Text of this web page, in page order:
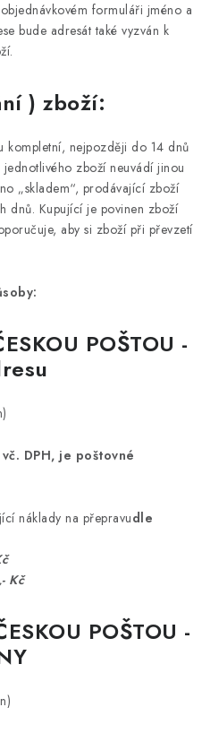
formuláři jméno a
bude adresát také vyzván k
) zboží:
kompletní, nejpozději do 14 dnů
zboží neuvádí jinou
„skladem“, prodávající zboží
dnů. Kupující je povinen zboží
aby si zboží při převzetí
POŠTOU -
DPH, je poštovné
náklady na přepravudle
Kč
POŠTOU -